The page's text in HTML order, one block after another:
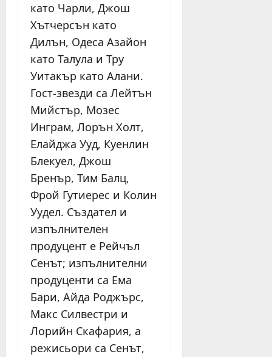
като Чарли, Джош
Хътчерсън като
Дилън, Одеса Азайон
като Талула и Тру
Уитакър като Алани.
Гост-звезди са Лейтън
Мийстър, Мозес
Инграм, Лорън Холт,
Елайджа Ууд, Куенлин
Блекуел, Джош
Бренър, Тим Балц,
Фрой Гутиерес и Колин
Уудел. Създател и
изпълнителен
продуцент е Рейчъл
Сенът; изпълнителни
продуценти са Ема
Бари, Айда Роджърс,
Макс Силвестри и
Лорийн Скафария, а
режисьори са Сенът,